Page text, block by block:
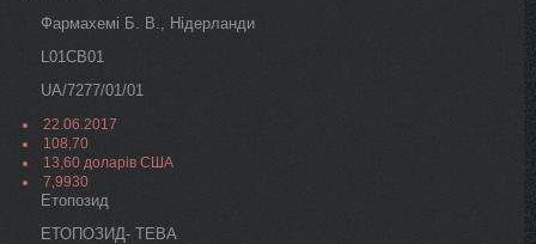
Фармахемі Б. В., Нідерланди
L01CB01
UA/7277/01/01
22.06.2017
108,70
13,60 доларів США
7,9930
Етопозид
ЕТОПОЗИД- ТЕВА